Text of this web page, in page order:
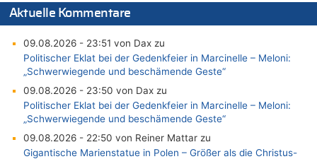
Aktuelle Kommentare
09.08.2026 - 23:51 von Dax zu
Politischer Eklat bei der Gedenkfeier in Marcinelle – Meloni:
„Schwerwiegende und beschämende Geste“
09.08.2026 - 23:50 von Dax zu
Politischer Eklat bei der Gedenkfeier in Marcinelle – Meloni:
„Schwerwiegende und beschämende Geste“
09.08.2026 - 22:50 von Reiner Mattar zu
Gigantische Marienstatue in Polen – Größer als die Christus-